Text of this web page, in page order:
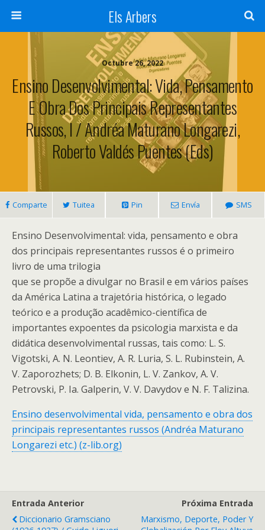
Els Arbers
Octubre 26, 2022
Ensino Desenvolvimental: Vida, Pensamento
E Obra Dos Principais Representantes
Russos, I / Andréa Maturano Longarezi,
Roberto Valdés Puentes (eds)
Comparte Tuitea Pin Envía SMS
Ensino Desenvolvimental: vida, pensamento e obra
dos principais representantes russos é o primeiro
livro de uma trilogia
que se propõe a divulgar no Brasil e em vários países
da América Latina a trajetória histórica, o legado
teórico e a produção acadêmico-científica de
importantes expoentes da psicologia marxista e da
didática desenvolvimental russas, tais como: L. S.
Vigotski, A. N. Leontiev, A. R. Luria, S. L. Rubinstein, A.
V. Zaporozhets; D. B. Elkonin, L. V. Zankov, A. V.
Petrovski, P. Ia. Galperin, V. V. Davydov e N. F. Talizina.
Ensino desenvolvimental vida, pensamento e obra dos
principais representantes russos (Andréa Maturano
Longarezi etc.) (z-lib.org)
Entrada Anterior
Diccionario Gramsciano
Próxima Entrada
Marxismo, Deporte, Poder Y